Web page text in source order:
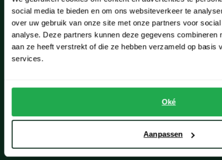
social media te bieden en om ons websiteverkeer te
over uw gebruik van onze site met onze partners voor
analyse. Deze partners kunnen deze gegevens combineren
aan ze heeft verstrekt of die ze hebben verzameld op basis
services.
Oké
Aanpassen
Noordwijk
Oegstgeest
Paul & Shark specialist